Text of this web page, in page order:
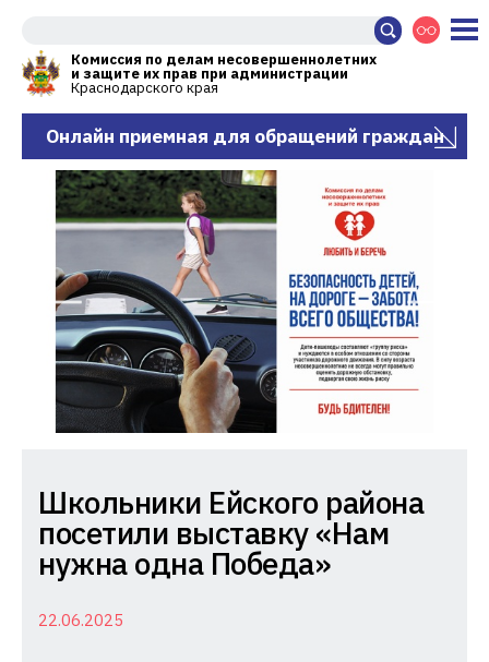
Комиссия по делам несовершеннолетних
и защите их прав при администрации
Краснодарского края
Онлайн приемная для обращений граждан
Комиссия
по
делам
несовершеннолетних
и
Школьники Ейского района
посетили выставку «Нам
нужна одна Победа»
22.06.2025